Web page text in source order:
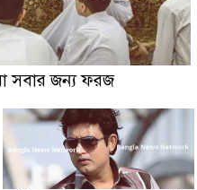
সবার জন্য ফরজ